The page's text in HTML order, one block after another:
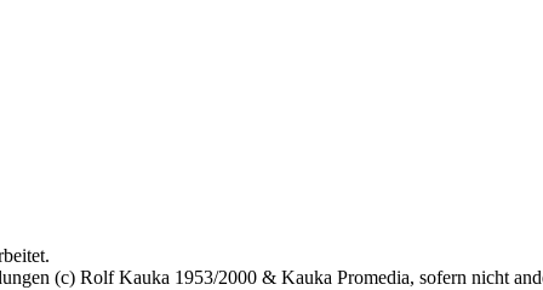
(c) Rolf Kauka 1953/2000 & Kauka Promedia, sofern nicht